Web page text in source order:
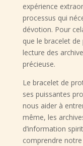
expérience
processus qui
dévotion. Pour
que le bracelet
lecture des
précieuse.
Le bracelet de
ses puissantes
nous aider à
même, les
d’information
comprendre